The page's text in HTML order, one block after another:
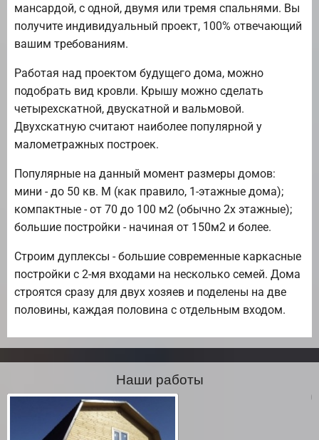
мансардой, с одной, двумя или тремя спальнями. Вы
получите индивидуальный проект, 100% отвечающий
вашим требованиям.
Работая над проектом будущего дома, можно
подобрать вид кровли. Крышу можно сделать
четырехскатной, двускатной и вальмовой.
Двухскатную считают наиболее популярной у
малометражных построек.
Популярные на данный момент размеры домов:
мини - до 50 кв. М (как правило, 1-этажные дома);
компактные - от 70 до 100 м2 (обычно 2х этажные);
большие постройки - начиная от 150м2 и более.
Строим дуплексы - большие современные каркасные
постройки с 2-мя входами на несколько семей. Дома
строятся сразу для двух хозяев и поделены на две
половины, каждая половина с отдельным входом.
Наши работы